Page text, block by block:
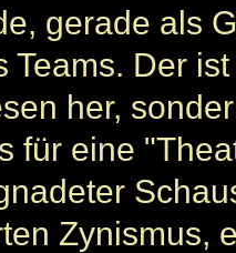
gerade als
Teams. Der
her,
für eine
Zynismus,